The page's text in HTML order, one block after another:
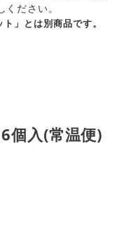
ださい。
」とは別商品です。
個入(常温便)